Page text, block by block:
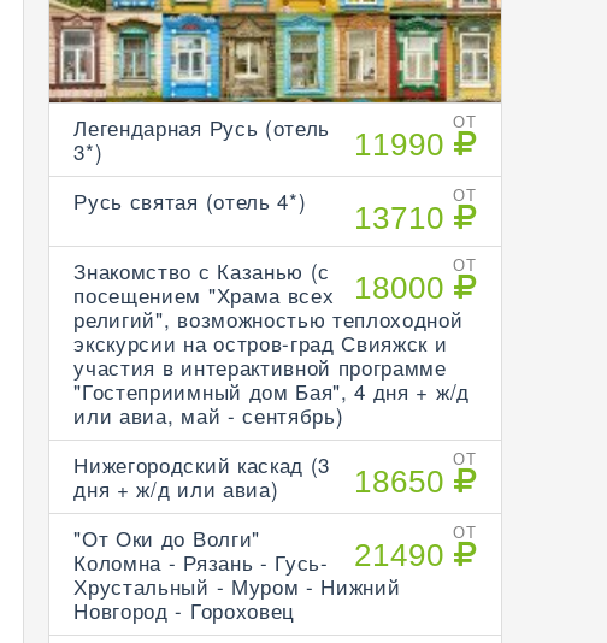
ОТ
11990
Легендарная Русь (отель
3*)
ОТ
13710
Русь святая (отель 4*)
ОТ
18000
Знакомство с Казанью (с
посещением "Храма всех
религий", возможностью теплоходной
экскурсии на остров-град Свияжск и
участия в интерактивной программе
"Гостеприимный дом Бая", 4 дня + ж/д
или авиа, май - сентябрь)
ОТ
18650
Нижегородский каскад (3
дня + ж/д или авиа)
ОТ
21490
"От Оки до Волги"
Коломна - Рязань - Гусь-
Хрустальный - Муром - Нижний
Новгород - Гороховец